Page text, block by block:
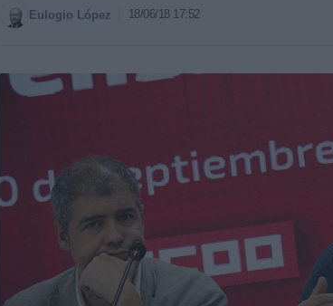
Eulogio López 18/06/18 17:52